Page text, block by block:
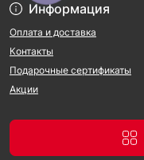
Информация
Оплата и доставка
Контакты
Подарочные сертификаты
Акции